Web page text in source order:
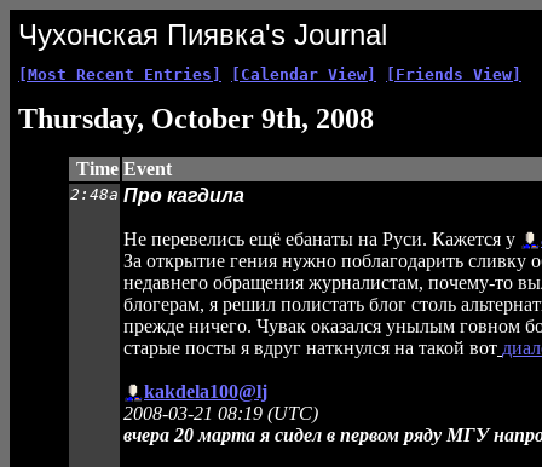
Чухонская Пиявка's Journal
[Most Recent Entries] [Calendar View] [Friends View]
Thursday, October 9th, 2008
Time Event
2:48a Про кагдила
Не перевелись ещё ебанаты на Руси. Кажется у
За открытие гения нужно поблагодарить
недавнего обращения журналистам, почему-то
блогерам, я решил полистать блог столь
прежде ничего. Чувак оказался унылым говном
старые посты я вдруг наткнулся на такой вот
kakdela100@lj
2008-03-21 08:19 (UTC)
вчера 20 марта я сидел в первом ряду МГУ